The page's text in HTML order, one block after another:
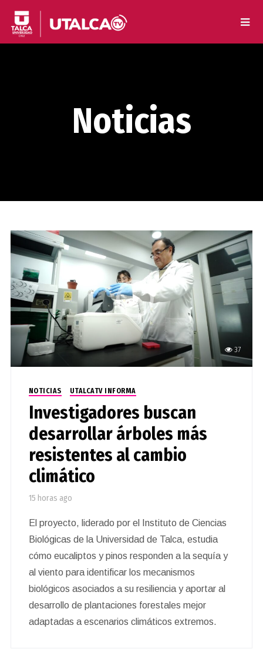
Noticias
37
NOTICIAS UTALCATV INFORMA
Investigadores buscan
desarrollar árboles más
resistentes al cambio
climático
15 horas ago
El proyecto, liderado por el Instituto de Ciencias
Biológicas de la Universidad de Talca, estudia
cómo eucaliptos y pinos responden a la sequía y
al viento para identificar los mecanismos
biológicos asociados a su resiliencia y aportar al
desarrollo de plantaciones forestales mejor
adaptadas a escenarios climáticos extremos.